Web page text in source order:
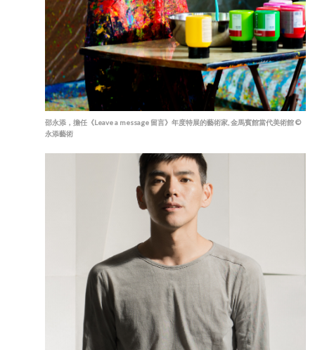
邵永添，擔任《Leave a message 留言》年度特展的藝術家, 金馬賓館當代美術館 ©
永添藝術